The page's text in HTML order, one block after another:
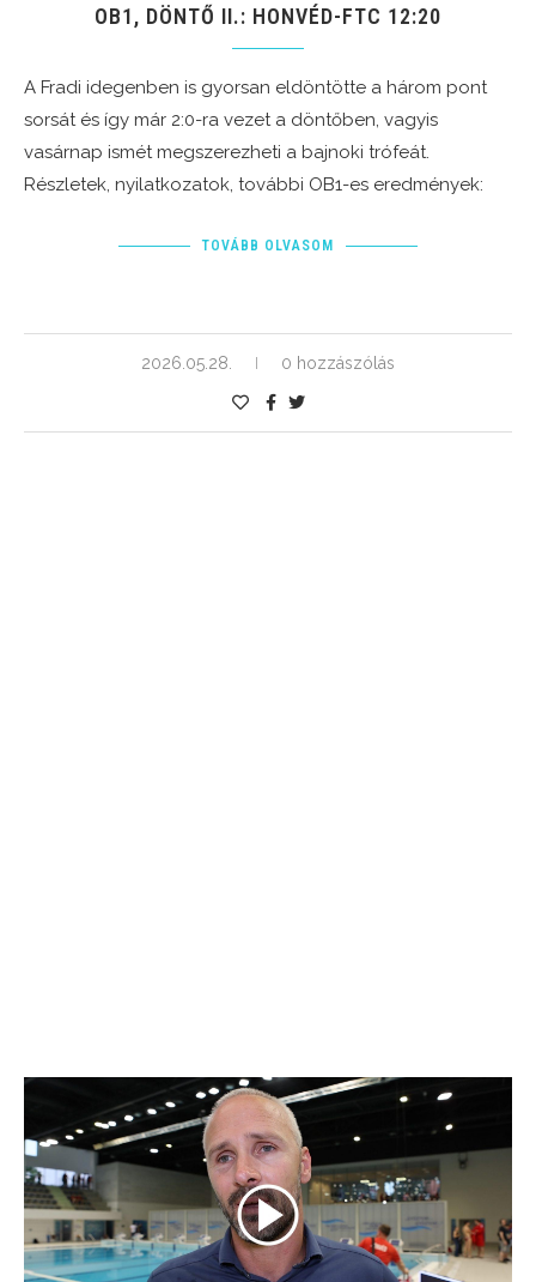
OB1, DÖNTŐ II.: HONVÉD-FTC 12:20
A Fradi idegenben is gyorsan eldöntötte a három pont
sorsát és így már 2:0-ra vezet a döntőben, vagyis
vasárnap ismét megszerezheti a bajnoki trófeát.
Részletek, nyilatkozatok, további OB1-es eredmények:
TOVÁBB OLVASOM
2026.05.28. 0 hozzászólás